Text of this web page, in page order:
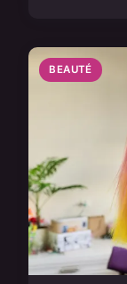
BEAUTÉ